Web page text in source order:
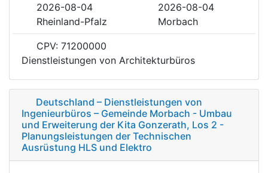
2026-08-04
2026-08-04
Rheinland-Pfalz
Morbach
CPV: 71200000
Dienstleistungen von Architekturbüros
Deutschland – Dienstleistungen von
Ingenieurbüros – Gemeinde Morbach - Umbau
und Erweiterung der Kita Gonzerath, Los 2 -
Planungsleistungen der Technischen
Ausrüstung HLS und Elektro